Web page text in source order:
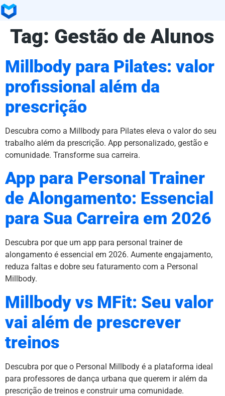
Tag: Gestão de Alunos
Millbody para Pilates: valor
profissional além da
prescrição
Descubra como a Millbody para Pilates eleva o valor do seu
trabalho além da prescrição. App personalizado, gestão e
comunidade. Transforme sua carreira.
App para Personal Trainer
de Alongamento: Essencial
para Sua Carreira em 2026
Descubra por que um app para personal trainer de
alongamento é essencial em 2026. Aumente engajamento,
reduza faltas e dobre seu faturamento com a Personal
Millbody.
Millbody vs MFit: Seu valor
vai além de prescrever
treinos
Descubra por que o Personal Millbody é a plataforma ideal
para professores de dança urbana que querem ir além da
prescrição de treinos e construir uma comunidade.